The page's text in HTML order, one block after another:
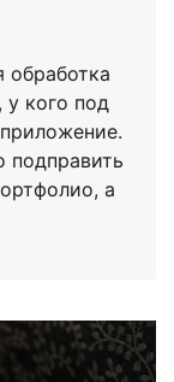
обработка
у кого под
подправить
а